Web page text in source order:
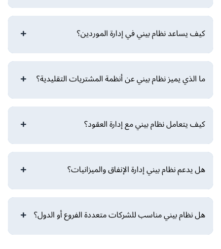
كيف يساعد نظام بيني في إدارة الموردين؟
ما الذي يميز نظام بيني عن أنظمة المشتريات التقليدية؟
كيف يتعامل نظام بيني مع إدارة العقود؟
هل يدعم نظام بيني إدارة الإنفاق والميزانيات؟
هل نظام بيني مناسب للشركات متعددة الفروع أو الدول؟